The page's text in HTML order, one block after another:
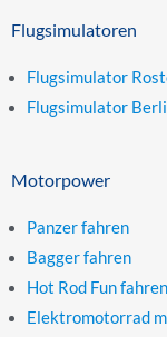
Flugsimulatoren
Flugsimulator
Flugsimulator
Motorpower
Panzer fahren
Bagger fahren
Hot Rod Fun fahren
Elektromotorrad